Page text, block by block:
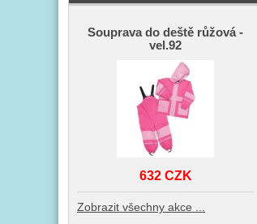
Souprava do deště růžová -
vel.92
632 CZK
Zobrazit všechny akce ...